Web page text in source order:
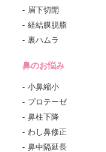
眉下切開
経結膜脱脂
裏ハムラ
鼻のお悩み
小鼻縮小
プロテーゼ
鼻柱下降
わし鼻修正
鼻中隔延長